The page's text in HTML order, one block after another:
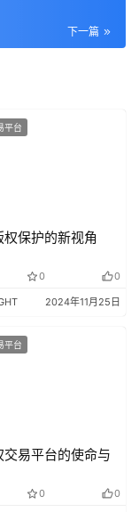
下一篇
平台
权保护的新视角
0 0
2024年11月25日
平台
交易平台的使命与
0 0